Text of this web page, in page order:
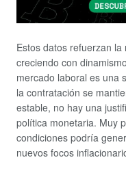
Estos datos refuerzan
creciendo con
mercado laboral es una
la contratación se
estable, no hay una
política monetaria. Muy
condiciones podría
nuevos focos